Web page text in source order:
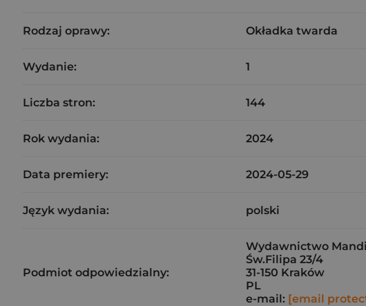
Rodzaj oprawy: Okładka twarda
Wydanie: 1
Liczba stron: 144
Rok wydania: 2024
Data premiery: 2024-05-29
Język wydania: polski
Podmiot odpowiedzialny:
Wydawnictwo
Św.Filipa 23/4
31-150 Kraków
PL
e-mail: [email